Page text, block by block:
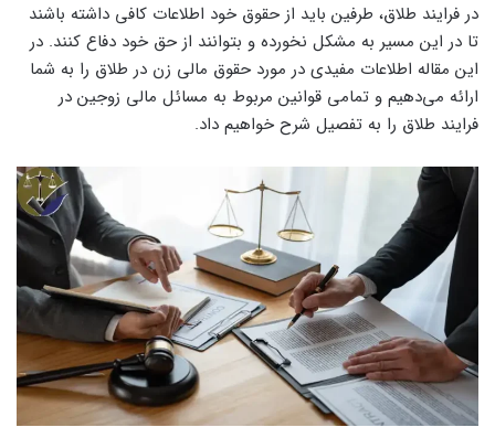
در فرایند طلاق، طرفین باید از حقوق خود اطلاعات کافی داشته باشند
تا در این مسیر به مشکل نخورده و بتوانند از حق خود دفاع کنند. در
این مقاله اطلاعات مفیدی در مورد حقوق مالی زن در طلاق را به شما
ارائه می‌دهیم و تمامی قوانین مربوط به مسائل مالی زوجین در
فرایند طلاق را به تفصیل شرح خواهیم داد.